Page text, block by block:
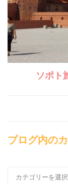
ソポト
ブログ内の